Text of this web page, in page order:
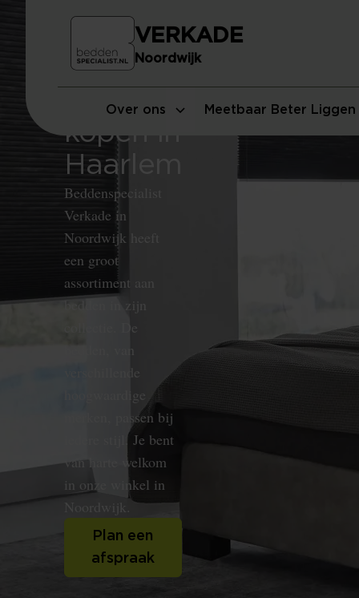
Over ons Meetbaar Beter Liggen
VERKADE
Noordwijk
Bed
kopen in
Haarlem
Beddenspecialist
Verkade in
Noordwijk heeft
een groot
assortiment aan
bedden in zijn
collectie. De
bedden, van
verschillende
hoogwaardige
merken, passen bij
iedere stijl. Je bent
van harte welkom
in onze winkel in
Plan een
afspraak